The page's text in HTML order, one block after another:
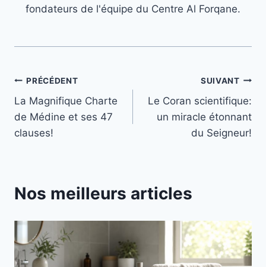
fondateurs de l'équipe du Centre Al Forqane.
Navigation
de
l’article
PRÉCÉDENT
La Magnifique Charte
de Médine et ses 47
clauses!
SUIVANT
Le Coran scientifique:
un miracle étonnant
du Seigneur!
Nos meilleurs articles